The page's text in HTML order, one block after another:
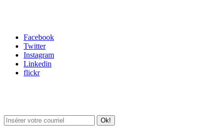
Facebook
Twitter
Instagram
Linkedin
flickr